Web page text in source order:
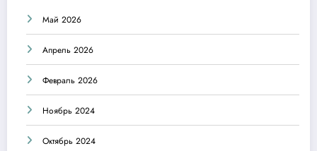
Май 2026
Апрель 2026
Февраль 2026
Ноябрь 2024
Октябрь 2024